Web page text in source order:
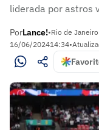
liderada por astros
PorLance!•Rio de
16/06/202414:34•